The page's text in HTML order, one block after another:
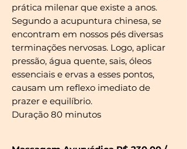
prática milenar que existe a anos.
Segundo a acupuntura chinesa, se
encontram em nossos pés diversas
terminações nervosas. Logo, aplicar
pressão, água quente, sais, óleos
essenciais e ervas a esses pontos,
causam um reflexo imediato de
prazer e equilíbrio.
Duração 80 minutos